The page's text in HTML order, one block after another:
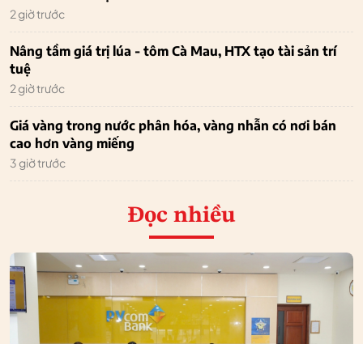
2 giờ trước
Nâng tầm giá trị lúa - tôm Cà Mau, HTX tạo tài sản trí
tuệ
2 giờ trước
Giá vàng trong nước phân hóa, vàng nhẫn có nơi bán
cao hơn vàng miếng
3 giờ trước
Đọc nhiều